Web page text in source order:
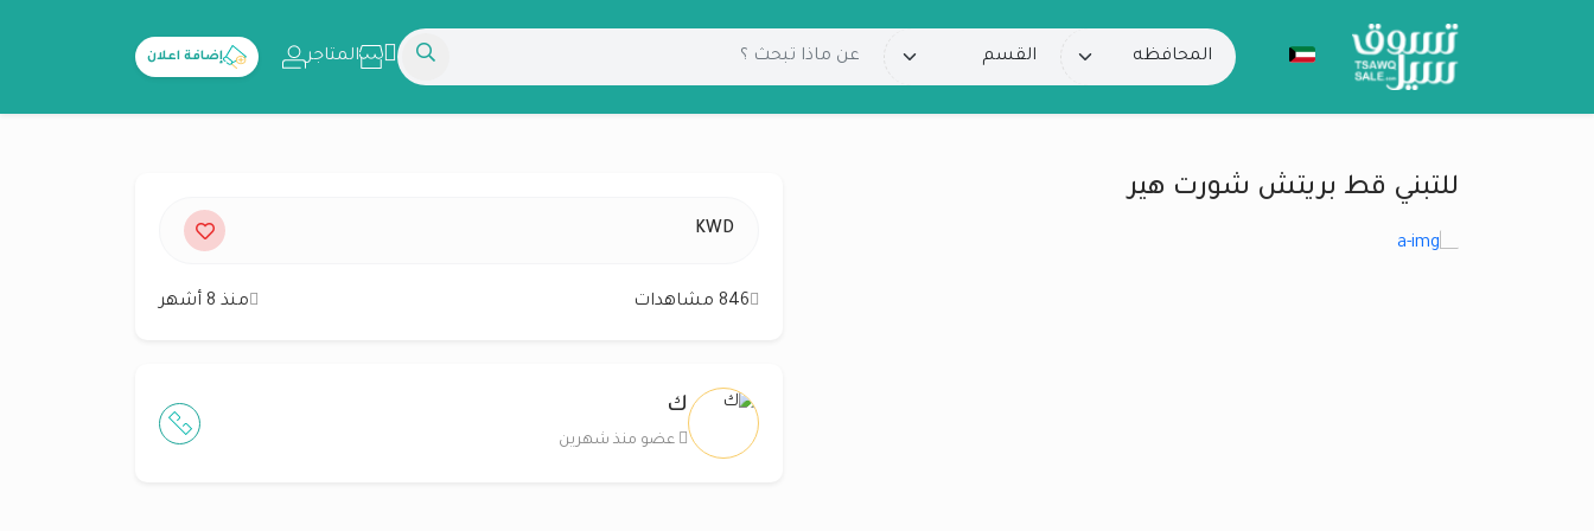
المتاجر إضافة اعلان
للتبني قط بريتش شورت هير
KWD
846 مشاهدات منذ 8 أشهر
ك
عضو منذ شهرين